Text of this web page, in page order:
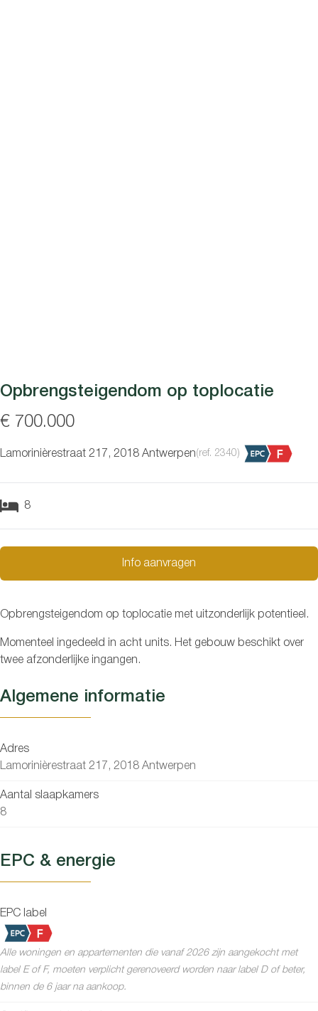
Opbrengsteigendom op toplocatie
€ 700.000
Lamorinièrestraat 217, 2018 Antwerpen(ref. 2340)
8
Info aanvragen
Opbrengsteigendom op toplocatie met uitzonderlijk potentieel.
Momenteel ingedeeld in acht units. Het gebouw beschikt over
twee afzonderlijke ingangen.
Algemene informatie
Adres
Lamorinièrestraat 217, 2018 Antwerpen
Aantal slaapkamers
8
EPC & energie
EPC label
Alle woningen en appartementen die vanaf 2026 zijn aangekocht met
label E of F, moeten verplicht gerenoveerd worden naar label D of beter,
binnen de 6 jaar na aankoop.